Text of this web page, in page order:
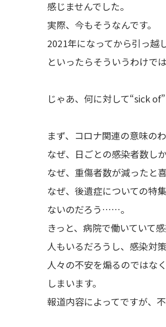
感じませんでした。
実際、今もそうなんです。
2021年になってから引っ越
といったらそういうわけでは
じゃあ、何に対して“sick
まず、コロナ関連の意味の
なぜ、日ごとの感染者数し
なぜ、重傷者数が減ったと
なぜ、後遺症についての特
ないのだろう……。
きっと、病院で働いていて
人もいるだろうし、感染対
人々の不安を煽るのではな
しまいます。
報道内容によってですが、